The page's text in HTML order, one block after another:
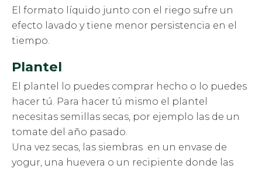
El formato líquido junto con el riego sufre un
efecto lavado y tiene menor persistencia en el
tiempo.
Plantel
El plantel lo puedes comprar hecho o lo puedes
hacer tú. Para hacer tú mismo el plantel
necesitas semillas secas, por ejemplo las de un
tomate del año pasado.
Una vez secas, las siembras en un envase de
yogur, una huevera o un recipiente donde las